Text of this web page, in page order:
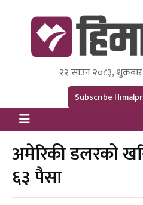
Himal Press
Dot NewsyNepal Media
२२ साउन २०८३,
Subscribe
अमेरिकी डलरको
६३ पैसा